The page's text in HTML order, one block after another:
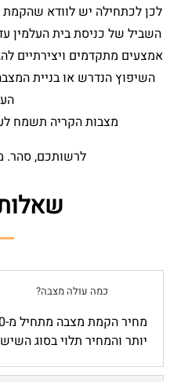
לכן לכתחילה יש לוודא
השביל של כניסת בית העלמין
אמצעים מתקדמים ויצירתיים
השיפוץ הנדרש או בניית
מצבות הקריה תשמח
לרשותכם, סהר.
כמה עולה מצבה?
יותר והמחיר תלוי בסוג